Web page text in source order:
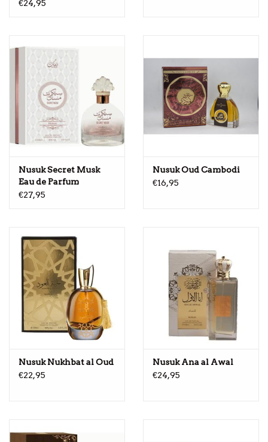
€24,95
Nusuk Secret Musk
Eau de Parfum
€27,95
Nusuk Oud Cambodi
€16,95
Nusuk Nukhbat al Oud
€22,95
Nusuk Ana al Awal
€24,95